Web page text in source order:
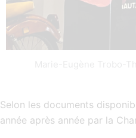
Selon les documents
année après année par la